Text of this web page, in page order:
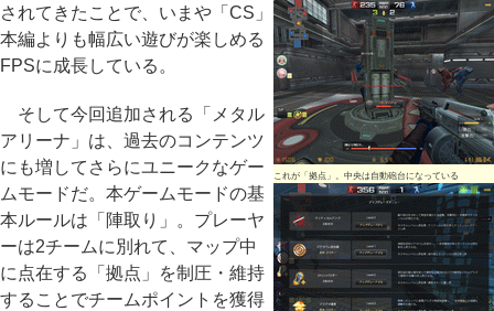
これが「拠点」。中央は自動砲台になっている
されてきたことで、いまや「CS」
本編よりも幅広い遊びが楽しめる
FPSに成長している。
そして今回追加される「メタル
アリーナ」は、過去のコンテンツ
にも増してさらにユニークなゲー
ムモードだ。本ゲームモードの基
本ルールは「陣取り」。プレーヤ
ーは2チームに別れて、マップ中
に点在する「拠点」を制圧・維持
することでチームポイントを獲得